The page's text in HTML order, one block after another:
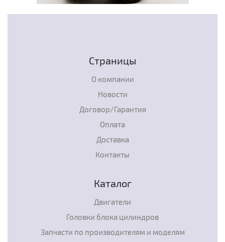
Страницы
О компании
Новости
Договор/Гарантия
Оплата
Доставка
Контакты
Каталог
Двигатели
Головки блока цилиндров
Запчасти по производителям и моделям